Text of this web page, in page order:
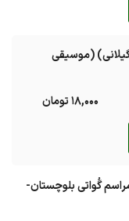
گیلانی) (موسیقی
18,000 تومان
گُواتی بلوچستان-